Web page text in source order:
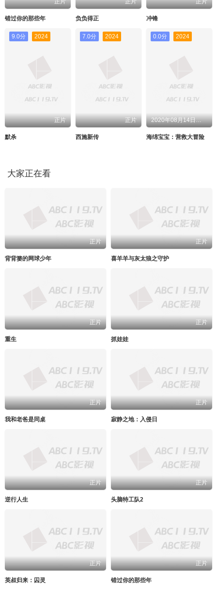
正片
错过你的那些年
正片
负负得正
正片
冲锋
9.0分 2024
正片
默杀
7.0分 2024
正片
西施新传
0.0分 2024
2020年08月14日上映
海绵宝宝：营救大冒险
大家正在看
正片
背背篓的网球少年
正片
喜羊羊与灰太狼之守护
正片
重生
正片
抓娃娃
正片
我和老爸是同桌
正片
寂静之地：入侵日
正片
逆行人生
正片
头脑特工队2
正片
英叔归来：囚灵
正片
错过你的那些年